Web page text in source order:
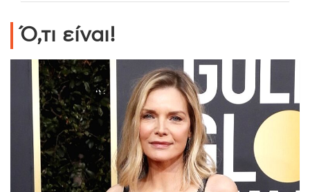
Ό,τι είναι!